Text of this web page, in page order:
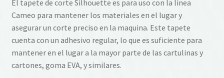
El tapete de corte Silhouette es para uso con la línea
Cameo para mantener los materiales en el lugar y
asegurar un corte preciso en la maquina. Este tapete
cuenta con un adhesivo regular, lo que es suficiente para
mantener en el lugar a la mayor parte de las cartulinas y
cartones, goma EVA, y similares.